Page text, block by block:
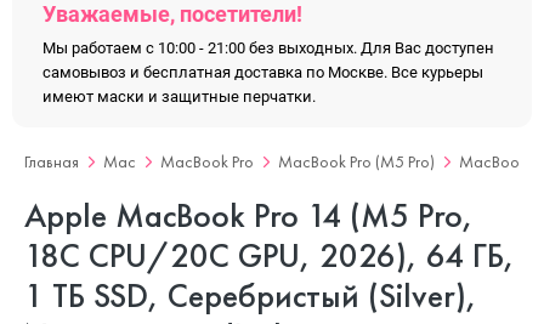
Уважаемые, посетители!
Мы работаем с 10:00 - 21:00 без выходных. Для Вас доступен
самовывоз и бесплатная доставка по Москве. Все курьеры
имеют маски и защитные перчатки.
Главная Mac MacBook Pro MacBook Pro (M5 Pro) MacBook
Apple MacBook Pro 14 (M5 Pro,
18C CPU/20C GPU, 2026), 64 ГБ,
1 ТБ SSD, Серебристый (Silver),